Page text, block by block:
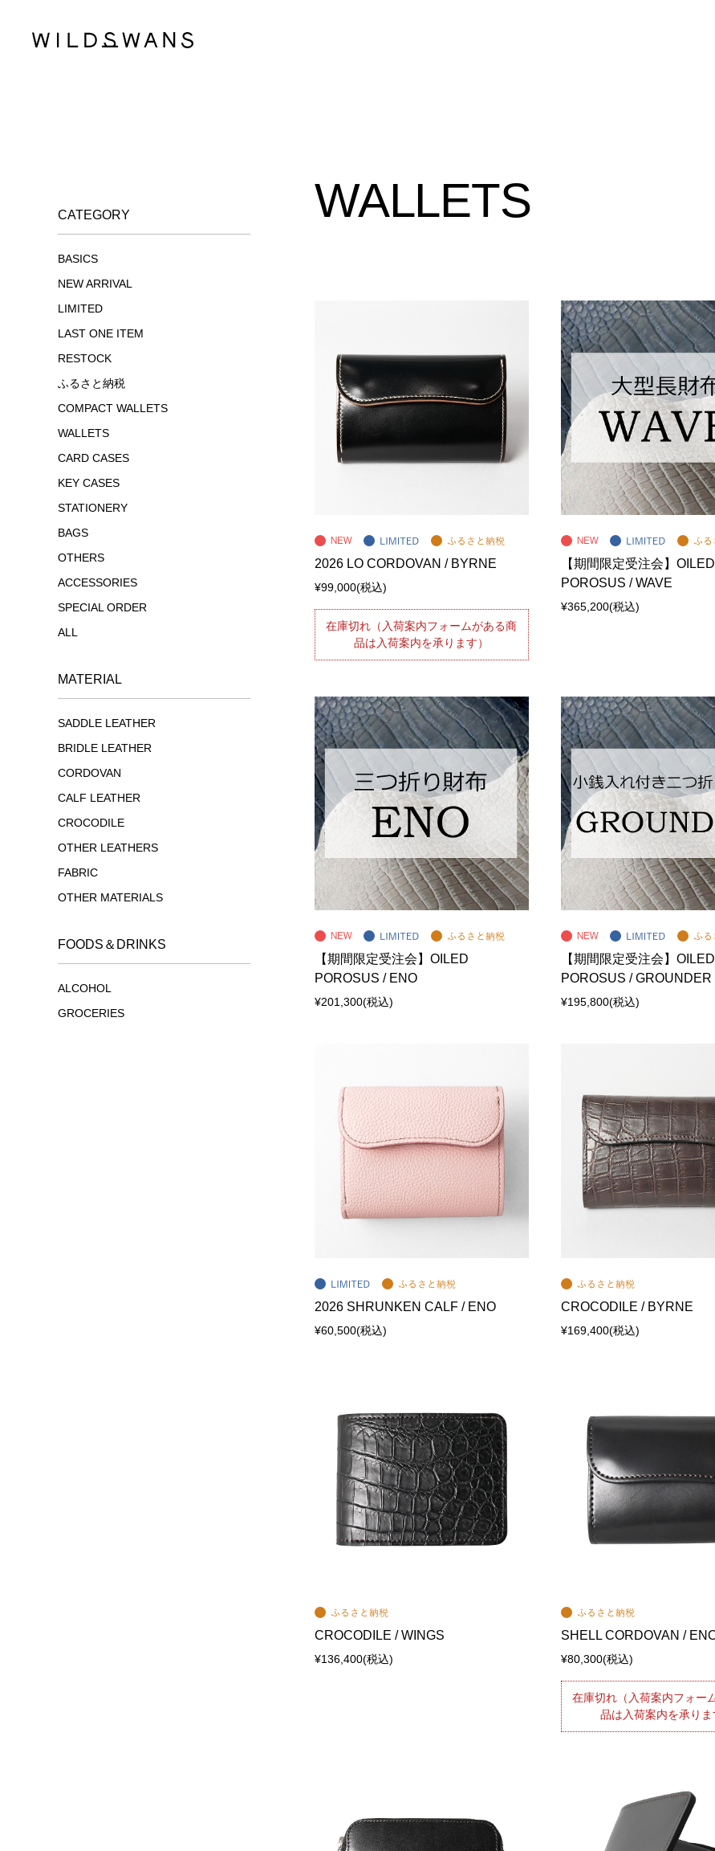
CATEGORY
BASICS
NEW ARRIVAL
LIMITED
LAST ONE ITEM
RESTOCK
ふるさと納税
COMPACT WALLETS
WALLETS
CARD CASES
KEY CASES
STATIONERY
BAGS
OTHERS
ACCESSORIES
SPECIAL ORDER
ALL
MATERIAL
SADDLE LEATHER
BRIDLE LEATHER
CORDOVAN
CALF LEATHER
CROCODILE
OTHER LEATHERS
FABRIC
OTHER MATERIALS
FOODS＆DRINKS
ALCOHOL
GROCERIES
WALLETS
2026 LO CORDOVAN / BYRNE
¥99,000(税込)
在庫切れ（入荷案内フォームがある商
品は入荷案内を承ります）
【期間限定受注会】OILED
POROSUS / WAVE
¥365,200(税込)
【期間限定受注会】OILED
POROSUS / ENO
¥201,300(税込)
【期間限定受注会】OILED
POROSUS / GROUNDER
¥195,800(税込)
2026 SHRUNKEN CALF / ENO
¥60,500(税込)
CROCODILE / BYRNE
¥169,400(税込)
CROCODILE / WINGS
¥136,400(税込)
SHELL CORDOVAN /
¥80,300(税込)
在庫切れ（入荷案内フォー
品は入荷案内を承りま